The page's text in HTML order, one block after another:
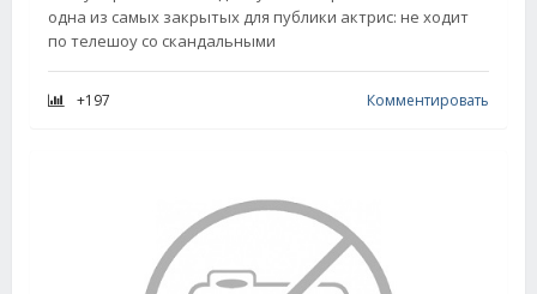
одна из самых закрытых для публики актрис: не ходит
по телешоу со скандальными
+197 Комментировать